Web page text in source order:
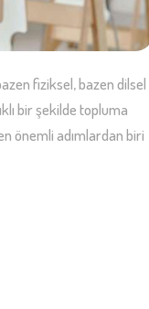
fiziksel, bazen dilsel
bir şekilde topluma
önemli adımlardan biri